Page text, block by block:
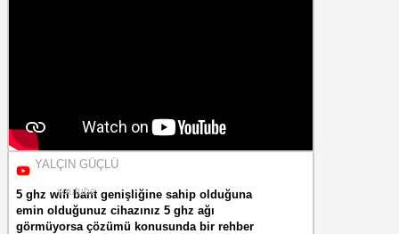
YALÇIN GÜÇLÜ
youtube
5 ghz wifi bant genişliğine sahip olduğuna
emin olduğunuz cihazınız 5 ghz ağı
görmüyorsa çözümü konusunda bir rehber